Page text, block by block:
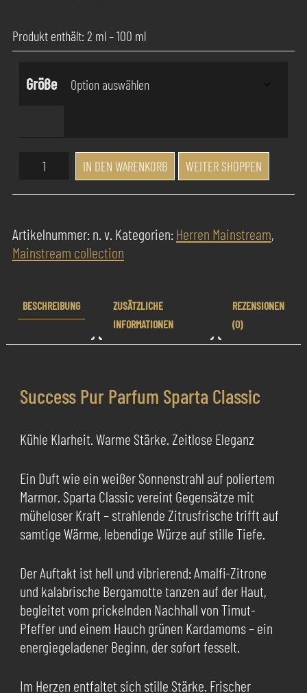
Produkt enthält: 2 ml– 100 ml
Größe
Success
Parfum
Classic
Menge
IN DEN WARENKORB WEITER SHOPPEN
Artikelnummer:n. v. Kategorien:Herren Mainstream,
Mainstream collection
BESCHREIBUNG
ZUSÄTZLICHE
INFORMATIONEN
REZENSIONEN
(0)
Success Pur Parfum Sparta Classic
Kühle Klarheit. Warme Stärke. Zeitlose Eleganz
Ein Duft wie ein weißer Sonnenstrahl auf poliertem
Marmor. Sparta Classic vereint Gegensätze mit
müheloser Kraft – strahlende Zitrusfrische trifft auf
samtige Wärme, lebendige Würze auf stille Tiefe.
Der Auftakt ist hell und vibrierend: Amalfi-Zitrone
und kalabrische Bergamotte tanzen auf der Haut,
begleitet vom prickelnden Nachhall von Timut-
Pfeffer und einem Hauch grünen Kardamoms – ein
energiegeladener Beginn, der sofort fesselt.
Im Herzen entfaltet sich stille Stärke. Frischer